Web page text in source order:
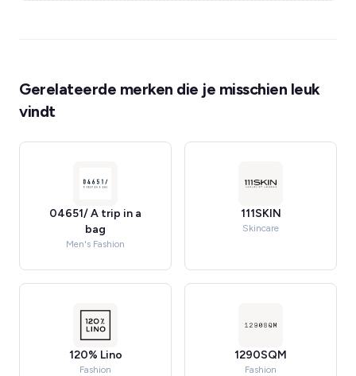
Gerelateerde merken die je misschien leuk
vindt
04651/ A trip in a
bag
Men's Fashion
111SKIN
Skincare
120% Lino
Fashion
1290SQM
Fashion